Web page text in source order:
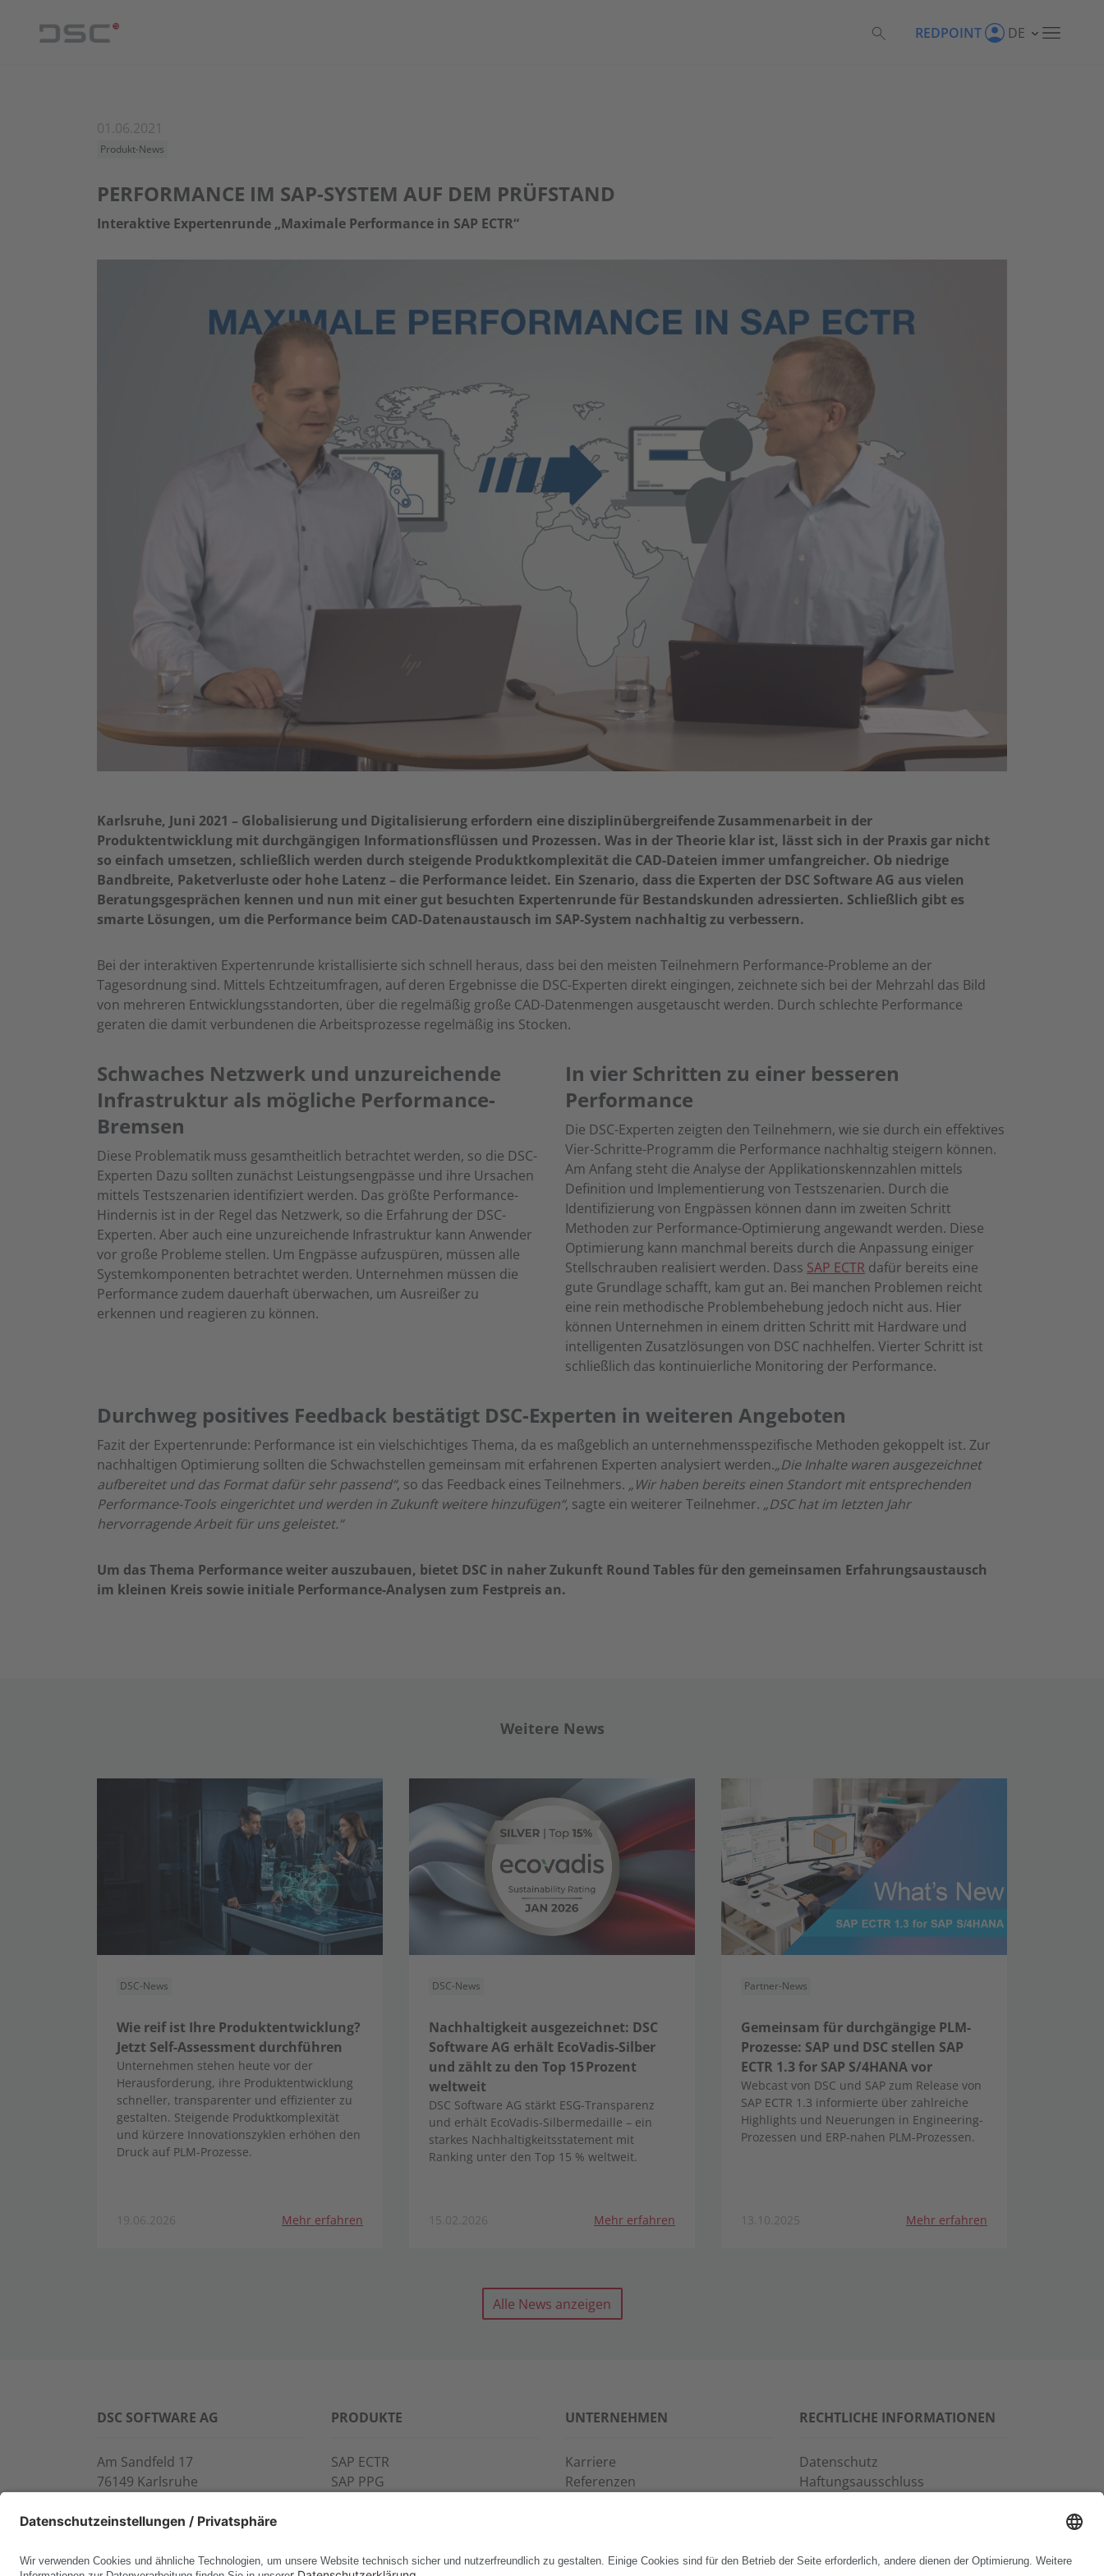
REDPOINT DE
01.06.2021
Produkt-News
PERFORMANCE IM SAP-SYSTEM AUF DEM PRÜFSTAND
Interaktive Expertenrunde „Maximale Performance in SAP ECTR“
Karlsruhe, Juni 2021 – Globalisierung und Digitalisierung erfordern eine disziplinübergreifende Zusammenarbeit in der
Produktentwicklung mit durchgängigen Informationsflüssen und Prozessen. Was in der Theorie klar ist, lässt sich in der Praxis gar nicht
so einfach umsetzen, schließlich werden durch steigende Produktkomplexität die CAD-Dateien immer umfangreicher. Ob niedrige
Bandbreite, Paketverluste oder hohe Latenz – die Performance leidet. Ein Szenario, dass die Experten der DSC Software AG aus vielen
Beratungsgesprächen kennen und nun mit einer gut besuchten Expertenrunde für Bestandskunden adressierten. Schließlich gibt es
smarte Lösungen, um die Performance beim CAD-Datenaustausch im SAP-System nachhaltig zu verbessern.
Bei der interaktiven Expertenrunde kristallisierte sich schnell heraus, dass bei den meisten Teilnehmern Performance-Probleme an der
Tagesordnung sind. Mittels Echtzeitumfragen, auf deren Ergebnisse die DSC-Experten direkt eingingen, zeichnete sich bei der Mehrzahl das Bild
von mehreren Entwicklungsstandorten, über die regelmäßig große CAD-Datenmengen ausgetauscht werden. Durch schlechte Performance
geraten die damit verbundenen die Arbeitsprozesse regelmäßig ins Stocken.
Schwaches Netzwerk und unzureichende
Infrastruktur als mögliche Performance-
Bremsen
Diese Problematik muss gesamtheitlich betrachtet werden, so die DSC-
Experten Dazu sollten zunächst Leistungsengpässe und ihre Ursachen
mittels Testszenarien identifiziert werden. Das größte Performance-
Hindernis ist in der Regel das Netzwerk, so die Erfahrung der DSC-
Experten. Aber auch eine unzureichende Infrastruktur kann Anwender
vor große Probleme stellen. Um Engpässe aufzuspüren, müssen alle
Systemkomponenten betrachtet werden. Unternehmen müssen die
Performance zudem dauerhaft überwachen, um Ausreißer zu
erkennen und reagieren zu können.
In vier Schritten zu einer besseren
Performance
Die DSC-Experten zeigten den Teilnehmern, wie sie durch ein effektives
Vier-Schritte-Programm die Performance nachhaltig steigern können.
Am Anfang steht die Analyse der Applikationskennzahlen mittels
Definition und Implementierung von Testszenarien. Durch die
Identifizierung von Engpässen können dann im zweiten Schritt
Methoden zur Performance-Optimierung angewandt werden. Diese
Optimierung kann manchmal bereits durch die Anpassung einiger
Stellschrauben realisiert werden. Dass SAP ECTR dafür bereits eine
gute Grundlage schafft, kam gut an. Bei manchen Problemen reicht
eine rein methodische Problembehebung jedoch nicht aus. Hier
können Unternehmen in einem dritten Schritt mit Hardware und
intelligenten Zusatzlösungen von DSC nachhelfen. Vierter Schritt ist
schließlich das kontinuierliche Monitoring der Performance.
Durchweg positives Feedback bestätigt DSC-Experten in weiteren Angeboten
Fazit der Expertenrunde: Performance ist ein vielschichtiges Thema, da es maßgeblich an unternehmensspezifische Methoden gekoppelt ist. Zur
nachhaltigen Optimierung sollten die Schwachstellen gemeinsam mit erfahrenen Experten analysiert werden.„Die Inhalte waren ausgezeichnet
aufbereitet und das Format dafür sehr passend“, so das Feedback eines Teilnehmers. „Wir haben bereits einen Standort mit entsprechenden
Performance-Tools eingerichtet und werden in Zukunft weitere hinzufügen“, sagte ein weiterer Teilnehmer. „DSC hat im letzten Jahr
hervorragende Arbeit für uns geleistet.“
Um das Thema Performance weiter auszubauen, bietet DSC in naher Zukunft Round Tables für den gemeinsamen Erfahrungsaustausch
im kleinen Kreis sowie initiale Performance-Analysen zum Festpreis an.
Weitere News
DSC-News
Wie reif ist Ihre Produktentwicklung?
Jetzt Self-Assessment durchführen
Unternehmen stehen heute vor der
Herausforderung, ihre Produktentwicklung
schneller, transparenter und effizienter zu
gestalten. Steigende Produktkomplexität
und kürzere Innovationszyklen erhöhen den
Druck auf PLM-Prozesse.
19.06.2026 Mehr erfahren
DSC-News
Nachhaltigkeit ausgezeichnet: DSC
Software AG erhält EcoVadis-Silber
und zählt zu den Top 15 Prozent
weltweit
DSC Software AG stärkt ESG-Transparenz
und erhält EcoVadis-Silbermedaille – ein
starkes Nachhaltigkeitsstatement mit
Ranking unter den Top 15 % weltweit.
15.02.2026 Mehr erfahren
Partner-News
Gemeinsam für durchgängige PLM-
Prozesse: SAP und DSC stellen SAP
ECTR 1.3 for SAP S/4HANA vor
Webcast von DSC und SAP zum Release von
SAP ECTR 1.3 informierte über zahlreiche
Highlights und Neuerungen in Engineering-
Prozessen und ERP-nahen PLM-Prozessen.
13.10.2025 Mehr erfahren
Alle News anzeigen
DSC SOFTWARE AG
Am Sandfeld 17
76149 Karlsruhe
Fax: +49 721 9774-101
PRODUKTE
SAP ECTR
SAP PPG
WIS
UNTERNEHMEN
Karriere
Referenzen
Support
RECHTLICHE INFORMATIONEN
Datenschutz
Haftungsausschluss
Copyrights & Markenhinweise